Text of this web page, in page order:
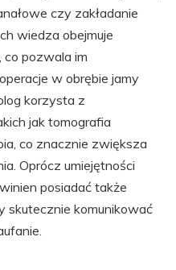
czy zakładanie
wiedza obejmuje
co pozwala im
w obrębie jamy
korzysta z
jak tomografia
co znacznie zwiększa
Oprócz umiejętności
posiadać także
skutecznie komunikować